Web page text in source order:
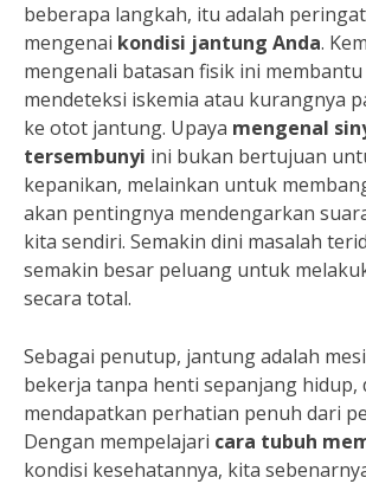
beberapa langkah, itu adalah
mengenai kondisi jantung Anda.
mengenali batasan fisik ini membantu
mendeteksi iskemia atau kurangnya
ke otot jantung. Upaya mengenal
tersembunyi ini bukan bertujuan
kepanikan, melainkan untuk
akan pentingnya mendengarkan
kita sendiri. Semakin dini masalah
semakin besar peluang untuk
secara total.
Sebagai penutup, jantung adalah
bekerja tanpa henti sepanjang hidup,
mendapatkan perhatian penuh dari
Dengan mempelajari cara tubuh
kondisi kesehatannya, kita